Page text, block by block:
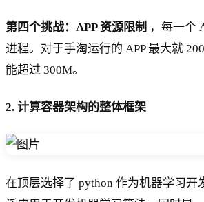
第四个挑战：APP 资源限制 ，每一个
进程。对于手淘运行的 APP 最大就
能超过 300M。
2. 计算容器架构的整体框架
在顶层选择了 python 作为机器学习开